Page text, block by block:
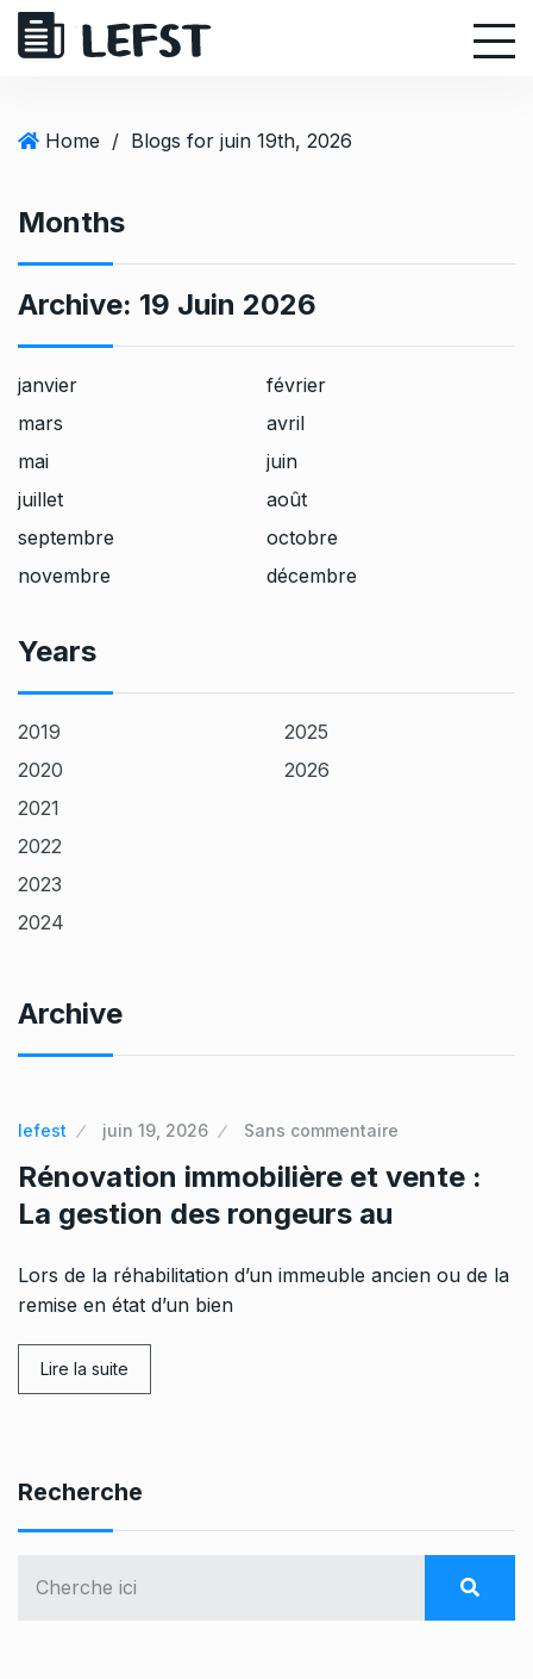
Home / Blogs for juin 19th, 2026
Months
Archive: 19 Juin 2026
janvier
février
mars
avril
mai
juin
juillet
août
septembre
octobre
novembre
décembre
Years
2019
2020
2021
2022
2023
2024
2025
2026
Archive
lefest juin 19, 2026 Sans commentaire
Rénovation immobilière et vente :
La gestion des rongeurs au
Lors de la réhabilitation d’un immeuble ancien ou de la
remise en état d’un bien
Lire la suite
Recherche